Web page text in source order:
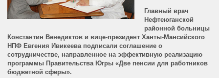
Главный врач
Нефтеюганской
районной больницы
Константин Венедиктов и вице-президент Ханты-Мансийского
НПФ Евгения Ивикеева подписали соглашение о
сотрудничестве, направленное на эффективную реализацию
программы Правительства Югры «Две пенсии для работников
бюджетной сферы».